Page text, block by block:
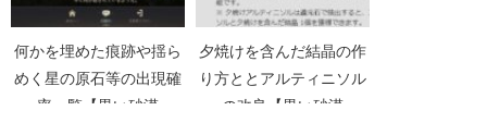
何かを埋めた痕跡や揺ら
めく星の原石等の出現確
率一覧【黒い砂漠
夕焼けを含んだ結晶の作
り方ととアルティニソル
の改良【黒い砂漠